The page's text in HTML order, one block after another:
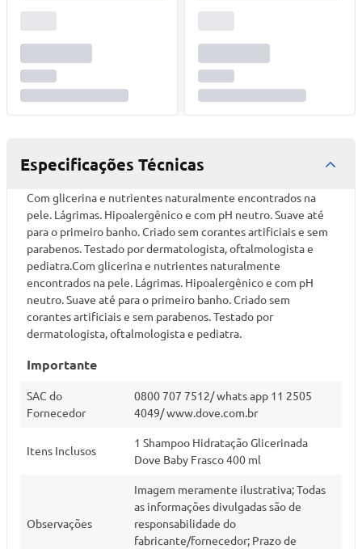
Especificações Técnicas
Com glicerina e nutrientes naturalmente encontrados na
pele. Lágrimas. Hipoalergênico e com pH neutro. Suave até
para o primeiro banho. Criado sem corantes artificiais e sem
parabenos. Testado por dermatologista, oftalmologista e
pediatra.Com glicerina e nutrientes naturalmente
encontrados na pele. Lágrimas. Hipoalergênico e com pH
neutro. Suave até para o primeiro banho. Criado sem
corantes artificiais e sem parabenos. Testado por
dermatologista, oftalmologista e pediatra.
Importante
SAC do
Fornecedor
0800 707 7512/ whats app 11 2505
4049/ www.dove.com.br
Itens Inclusos
1 Shampoo Hidratação Glicerinada
Dove Baby Frasco 400 ml
Observações
Imagem meramente ilustrativa; Todas
as informações divulgadas são de
responsabilidade do
fabricante/fornecedor; Prazo de